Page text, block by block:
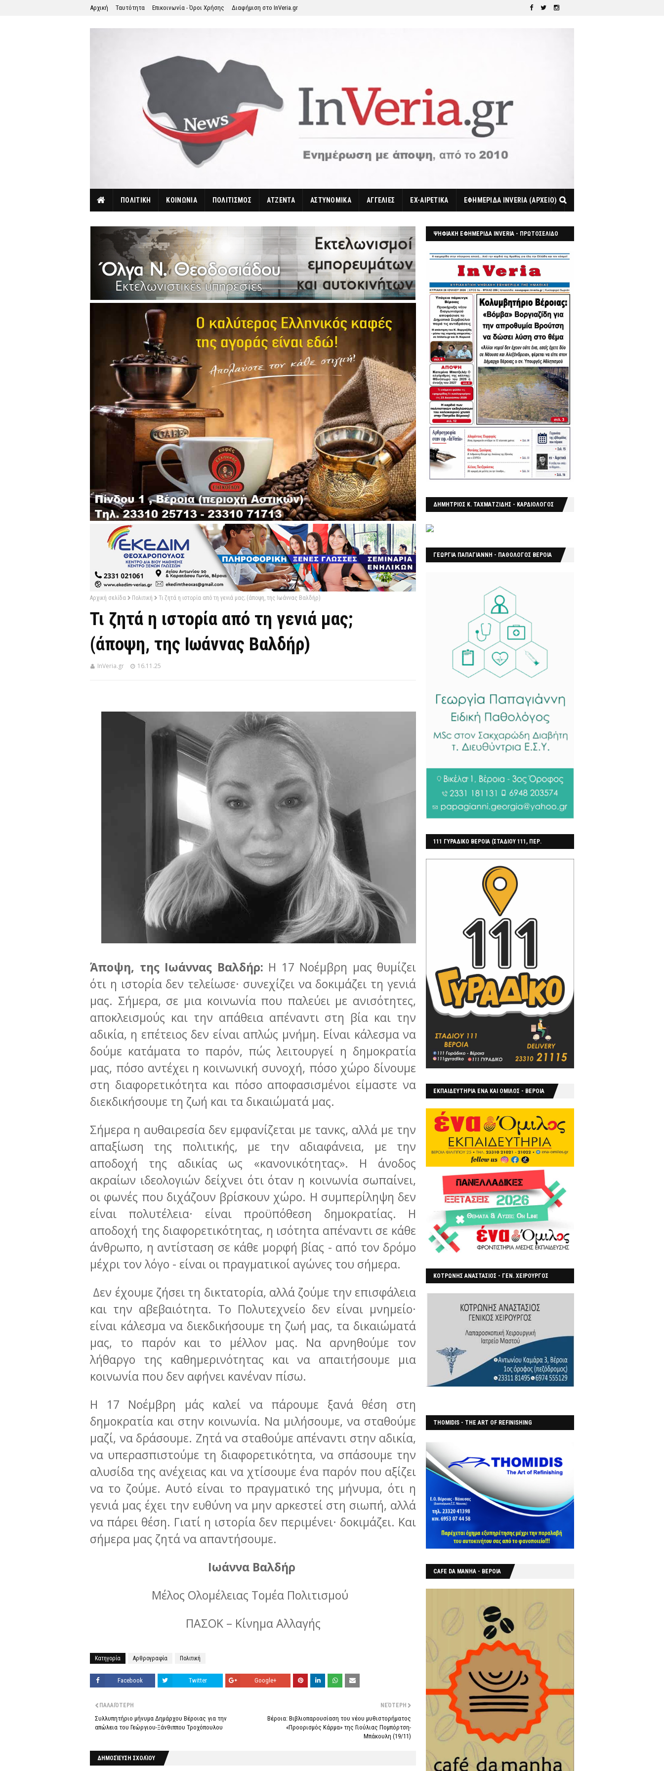
Αρχική Ταυτότητα Επικοινωνία - Όροι Χρήσης Διαφήμιση στο InVeria.gr
ΠΟΛΙΤΙΚΗ ΚΟΙΝΩΝΙΑ ΠΟΛΙΤΙΣΜΟΣ ΑΤΖΕΝΤΑ ΑΣΤΥΝΟΜΙΚΑ ΑΓΓΕΛΙΕΣ EX-ΑΙΡΕΤΙΚΑ ΕΦΗΜΕΡΙΔΑ INVERIA (ΑΡΧΕΙΟ)
Αρχική σελίδα Πολιτική Τι ζητά η ιστορία από τη γενιά μας; (άποψη, της Ιωάννας Βαλδήρ)
Τι ζητά η ιστορία από τη γενιά μας;
(άποψη, της Ιωάννας Βαλδήρ)
InVeria.gr 16.11.25
Άποψη, της Ιωάννας Βαλδήρ: Η 17 Νοέμβρη μας θυμίζει
ότι η ιστορία δεν τελείωσε· συνεχίζει να δοκιμάζει τη γενιά
μας. Σήμερα, σε μια κοινωνία που παλεύει με ανισότητες,
αποκλεισμούς και την απάθεια απέναντι στη βία και την
αδικία, η επέτειος δεν είναι απλώς μνήμη. Είναι κάλεσμα να
δούμε κατάματα το παρόν, πώς λειτουργεί η δημοκρατία
μας, πόσο αντέχει η κοινωνική συνοχή, πόσο χώρο δίνουμε
στη διαφορετικότητα και πόσο αποφασισμένοι είμαστε να
διεκδικήσουμε τη ζωή και τα δικαιώματά μας.
Σήμερα η αυθαιρεσία δεν εμφανίζεται με τανκς, αλλά με την
απαξίωση της πολιτικής, με την αδιαφάνεια, με την
αποδοχή της αδικίας ως «κανονικότητας». Η άνοδος
ακραίων ιδεολογιών δείχνει ότι όταν η κοινωνία σωπαίνει,
οι φωνές που διχάζουν βρίσκουν χώρο. Η συμπερίληψη δεν
είναι πολυτέλεια· είναι προϋπόθεση δημοκρατίας. Η
αποδοχή της διαφορετικότητας, η ισότητα απέναντι σε κάθε
άνθρωπο, η αντίσταση σε κάθε μορφή βίας - από τον δρόμο
μέχρι τον λόγο - είναι οι πραγματικοί αγώνες του σήμερα.
Δεν έχουμε ζήσει τη δικτατορία, αλλά ζούμε την επισφάλεια
και την αβεβαιότητα. Το Πολυτεχνείο δεν είναι μνημείο·
είναι κάλεσμα να διεκδικήσουμε τη ζωή μας, τα δικαιώματά
μας, το παρόν και το μέλλον μας. Να αρνηθούμε τον
λήθαργο της καθημερινότητας και να απαιτήσουμε μια
κοινωνία που δεν αφήνει κανέναν πίσω.
Η 17 Νοέμβρη μάς καλεί να πάρουμε ξανά θέση στη
δημοκρατία και στην κοινωνία. Να μιλήσουμε, να σταθούμε
μαζί, να δράσουμε. Ζητά να σταθούμε απέναντι στην αδικία,
να υπερασπιστούμε τη διαφορετικότητα, να σπάσουμε την
αλυσίδα της ανέχειας και να χτίσουμε ένα παρόν που αξίζει
να το ζούμε. Αυτό είναι το πραγματικό της μήνυμα, ότι η
γενιά μας έχει την ευθύνη να μην αρκεστεί στη σιωπή, αλλά
να πάρει θέση. Γιατί η ιστορία δεν περιμένει· δοκιμάζει. Και
σήμερα μας ζητά να απαντήσουμε.
Ιωάννα Βαλδήρ
Μέλος Ολομέλειας Τομέα Πολιτισμού
ΠΑΣΟΚ – Κίνημα Αλλαγής
Κατηγορία Αρθρογραφία Πολιτική
Facebook Twitter Google+
ΝΕΌΤΕΡΗ
Βέροια: Βιβλιοπαρουσίαση του νέου μυθιστορήματος
«Προορισμός Κάρμα» της Γιούλιας Πομπόρτση-
Μπάκουλη (19/11)
ΠΑΛΑΙΌΤΕΡΗ
Συλλυπητήριο μήνυμα Δημάρχου Βέροιας για την
απώλεια του Γεώργιου-Ξάνθιππου Τροχόπουλου
ΔΗΜΟΣΊΕΥΣΗ ΣΧΟΛΊΟΥ
ΨΗΦΙΑΚΗ ΕΦΗΜΕΡΙΔΑ INVERIA - ΠΡΩΤΟΣΕΛΙΔΟ
ΔΗΜΗΤΡΙΟΣ Κ. ΤΑΧΜΑΤΖΙΔΗΣ - ΚΑΡΔΙΟΛΟΓΟΣ
ΓΕΩΡΓΙΑ ΠΑΠΑΓΙΑΝΝΗ - ΠΑΘΟΛΟΓΟΣ ΒΕΡΟΙΑ
111 ΓΥΡΑΔΙΚΟ ΒΕΡΟΙΑ (ΣΤΑΔΙΟΥ 111, ΠΕΡ.
ΕΚΠΑΙΔΕΥΤΗΡΙΑ ΕΝΑ ΚΑΙ ΟΜΙΛΟΣ - ΒΕΡΟΙΑ
ΚΟΤΡΩΝΗΣ ΑΝΑΣΤΑΣΙΟΣ - ΓΕΝ. ΧΕΙΡΟΥΡΓΟΣ
THOMIDIS - THE ART OF REFINISHING
CAFE DA MANHA - ΒΕΡΟΙΑ